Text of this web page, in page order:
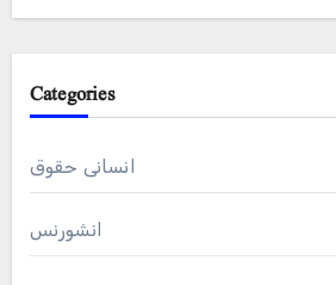
Categories
انسانی حقوق
انشورنس